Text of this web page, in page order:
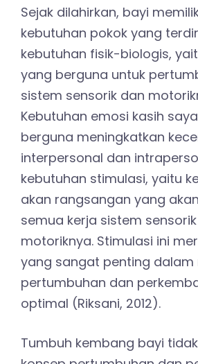
Sejak dilahirkan, bayi
kebutuhan pokok yang
kebutuhan fisik-biologis,
yang berguna untuk
sistem sensorik dan
Kebutuhan emosi kasih
berguna meningkatkan
interpersonal dan
kebutuhan stimulasi, yaitu
akan rangsangan yang
semua kerja sistem
motoriknya. Stimulasi ini
yang sangat penting dalam
pertumbuhan dan
optimal (Riksani, 2012).
Tumbuh kembang bayi